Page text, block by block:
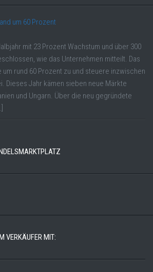
um 60 Prozent
mit 23 Prozent Wachstum und über 300
wie das Unternehmen mitteilt. Das
rund 60 Prozent zu und steuere inzwischen
Dieses Jahr kämen sieben neue Märkte
und Ungarn. Über die neu gegründete
VERKÄUFER MIT: